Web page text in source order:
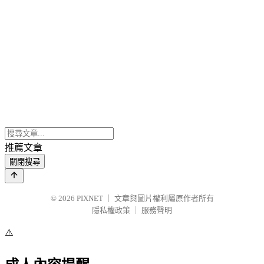
推薦文章
關閉搜尋
© 2026 PIXNET
文章與圖片權利屬原作者所有
隱私權政策
服務聲明
⚠️